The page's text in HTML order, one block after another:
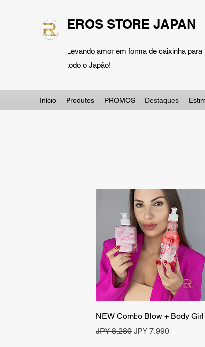
EROS STORE JAPAN
Levando amor em forma de caixinha para
todo o Japão!
Início Produtos PROMOS Destaques
Visualização rápida
NEW Combo Blow + Body Girl
Preço normal
JP¥ 8.280 Preço promocional
JP¥ 7.990